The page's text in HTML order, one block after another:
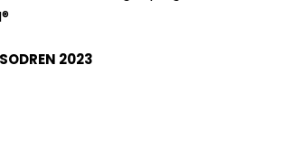
2023